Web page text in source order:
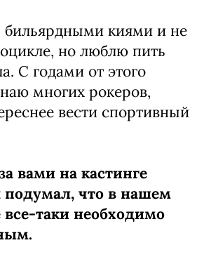
бильярдными киями и не
но люблю пить
С годами от этого
многих рокеров,
вести спортивный
вами на кастинге
подумал, что в нашем
таки необходимо